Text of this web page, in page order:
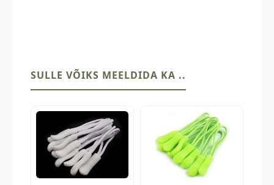
SULLE VÕIKS MEELDIDA KA ..